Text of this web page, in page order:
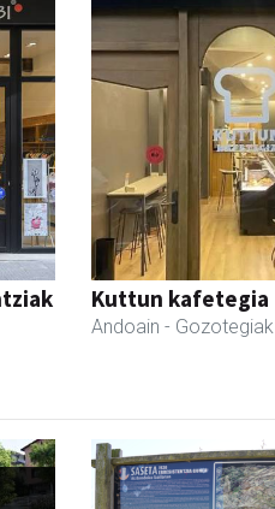
Kuttun kafetegia
Andoain - Gozotegiak